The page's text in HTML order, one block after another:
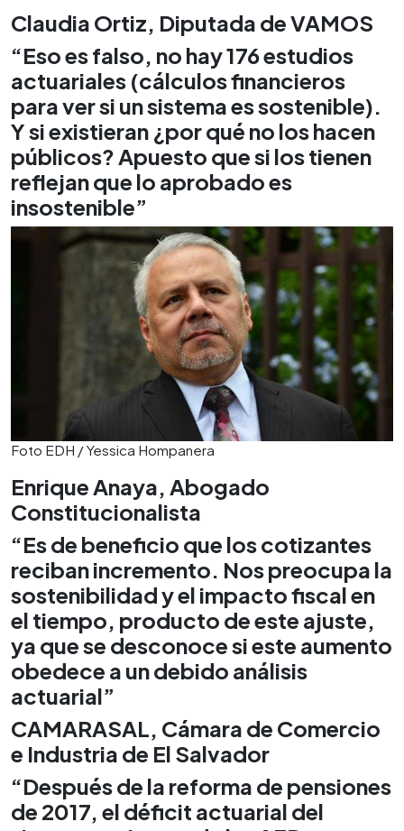
Claudia Ortiz, Diputada de VAMOS
“Eso es falso, no hay 176 estudios
actuariales (cálculos financieros
para ver si un sistema es sostenible).
Y si existieran ¿por qué no los hacen
públicos? Apuesto que si los tienen
reflejan que lo aprobado es
insostenible”
Foto EDH / Yessica Hompanera
Enrique Anaya, Abogado
Constitucionalista
“Es de beneficio que los cotizantes
reciban incremento. Nos preocupa la
sostenibilidad y el impacto fiscal en
el tiempo, producto de este ajuste,
ya que se desconoce si este aumento
obedece a un debido análisis
actuarial”
CAMARASAL, Cámara de Comercio
e Industria de El Salvador
“Después de la reforma de pensiones
de 2017, el déficit actuarial del